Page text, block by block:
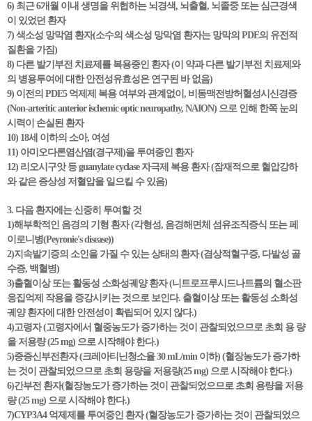
6) 최근 6개월 이내 생명을 위협하는 뇌경색, 뇌출혈, 뇌졸중 또는 심근경색
이 있었던 환자
7) 색소성 망막염 환자(소수의 색소성 망막염 환자는 망막의 PDE의 유전적
질환을 가짐)
8) 다른 발기부전 치료제를 복용중인 환자 (이 약과 다른 발기부전 치료제와
의 병용투여에 대한 안전성유효성은 연구된 바 없음)
9) 이전의 PDE5 억제제 복용 여부와 관계없이, 비동맥전방허혈성시신경증
(Non-arteritic anterior ischemic optic neuropathy, NAION) 으로 인해 한쪽 눈의
시력이 손실된 환자
10) 18세 이하의 소아, 여성
11) 아미오다론염산염(경구제)을 투여중인 환자
12) 리오시구앗 등 guanylate cyclase 자극제 복용 환자 (잠재적으로 혈압강하
와 같은 증상성 저혈압을 일으킬 수 있음)
3. 다음 환자에는 신중히 투여할 것
1)해부학적인 음경의 기형 환자 (각형성, 음경해면체 섬유조직증식 또는 페
이로니병(Peyronie's disease))
2)지속발기증의 소인을 가질 수 있는 상태의 환자 (겸상적혈구증, 다발성 골
수증, 백혈병)
3)출혈이상 또는 활동성 소화성궤양 환자 (니트로프루시드나트륨의 혈소판
응집억제 작용을 증강시키는 것으로 보인다. 출혈이상 또는 활동성 소화성
궤양 환자에 대한 안전성이 확립되어 있지 않다.)
4)고령자 (고령자에서 혈중농도가 증가하는 것이 관찰되었으므로 초회 용 량
을 저용량 (25 mg) 으로 시작해야 한다.)
5)중증신부전환자 (크레아티닌청소율 30 mL/min 이하) (혈장농도가 증가하
는 것이 관찰되었으므로 초회 용량을 저용량(25 mg) 으로 시작해야 한다.)
6)간부전 환자(혈장농도가 증가하는 것이 관찰되었으므로 초회 용량을 저용
량 (25 mg) 으로 시작해야 한다.)
7)CYP3A4 억제제를 투여중인 환자 (혈장농도가 증가하는 것이 관찰되었으